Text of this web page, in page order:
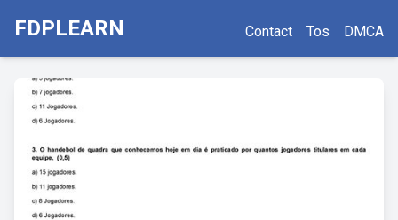
FDPLEARN Contact Tos DMCA